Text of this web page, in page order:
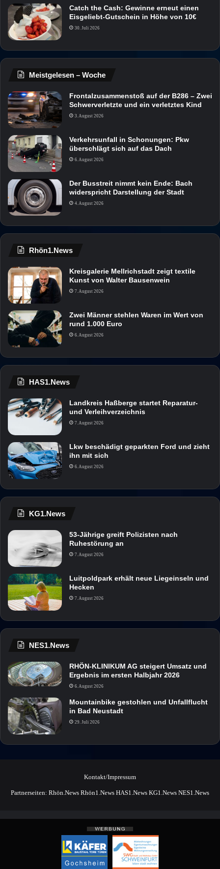
Catch the Cash: Gewinne erneut einen
Eisgeliebt-Gutschein in Höhe von 10€
30. Juli 2026
Meistgelesen – Woche
Frontalzusammenstoß auf der B286 – Zwei
Schwerverletzte und ein verletztes Kind
3. August 2026
Verkehrsunfall in Schonungen: Pkw
überschlägt sich auf das Dach
6. August 2026
Der Busstreit nimmt kein Ende: Bach
widerspricht Darstellung der Stadt
4. August 2026
Rhön1.News
Kreisgalerie Mellrichstadt zeigt textile
Kunst von Walter Bausenwein
7. August 2026
Zwei Männer stehlen Waren im Wert von
rund 1.000 Euro
6. August 2026
HAS1.News
Landkreis Haßberge startet Reparatur-
und Verleihverzeichnis
7. August 2026
Lkw beschädigt geparkten Ford und zieht
ihn mit sich
6. August 2026
KG1.News
53-Jährige greift Polizisten nach
Ruhestörung an
7. August 2026
Luitpoldpark erhält neue Liegeinseln und
Hecken
7. August 2026
NES1.News
RHÖN-KLINIKUM AG steigert Umsatz und
Ergebnis im ersten Halbjahr 2026
6. August 2026
Mountainbike gestohlen und Unfallflucht
in Bad Neustadt
29. Juli 2026
Kontakt/Impressum
Partnerseiten: Rhön.News Rhön1.News HAS1.News KG1.News NES1.News